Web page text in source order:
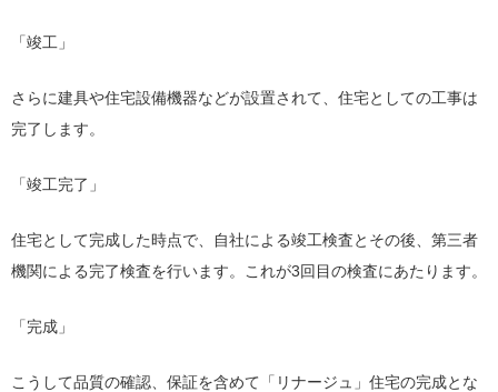
「竣工」
さらに建具や住宅設備機器などが設置されて、住宅としての工事は
完了します。
「竣工完了」
住宅として完成した時点で、自社による竣工検査とその後、第三者
機関による完了検査を行います。これが3回目の検査にあたります。
「完成」
こうして品質の確認、保証を含めて「リナージュ」住宅の完成とな